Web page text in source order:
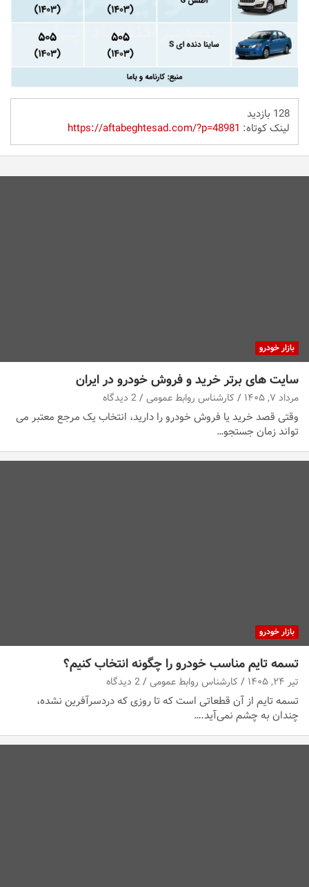
128 بازدید
لینک کوتاه:https://aftabeghtesad.com/?p=48981
بازار خودرو
سایت های برتر خرید و فروش خودرو در ایران
مرداد ۷, ۱۴۰۵ کارشناس روابط عمومی 2 دیدگاه
وقتی قصد خرید یا فروش خودرو را دارید، انتخاب یک مرجع معتبر می
تواند زمان جستجو…
بازار خودرو
تسمه تایم مناسب خودرو را چگونه انتخاب کنیم؟
تیر ۲۴, ۱۴۰۵ کارشناس روابط عمومی 2 دیدگاه
تسمه تایم از آن قطعاتی است که تا روزی که دردسرآفرین نشده،
چندان به چشم نمی‌آید.…